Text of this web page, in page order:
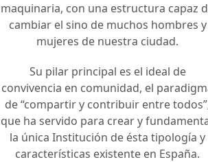
maquinaria, con una estructura capaz
cambiar el sino de muchos hombres y
mujeres de nuestra ciudad.
Su pilar principal es el ideal de
convivencia en comunidad, el
de “compartir y contribuir entre
que ha servido para crear y
la única Institución de ésta tipología y
características existente en España.